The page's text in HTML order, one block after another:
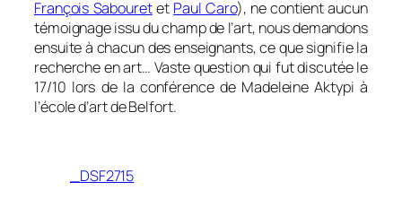
François Sabouretet Paul Caro), ne contient aucun
témoignage issu du champ de l’art, nous demandons
ensuite à chacun des enseignants, ce que signifie la
recherche en art… Vaste question qui fut discutée le
17/10 lors de la conférence de Madeleine Aktypi à
l’école d’art de Belfort.
_DSF2715